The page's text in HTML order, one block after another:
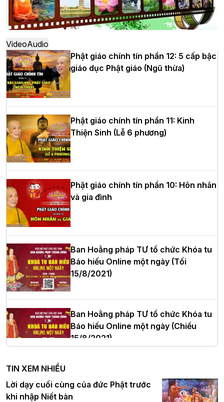
Hà Nội: Ngày tu học cuối cùng khép lại
khóa sinh hoạt Phật pháp mùa hè lần
thứ XIV tại chùa Bằng
Học yêu thương trong ngày tu tập thứ
tư của Khóa sinh hoạt Phật pháp mùa
hè tại chùa Bằng
HT.Thích Thọ Lạc được suy cử làm tân
Trưởng BTS GHPGVN tỉnh Nghệ An
Hòa thượng Thích Quảng Tùng tái đắc
cử Trưởng BTS GHPGVN thành phố Hải
Phòng nhiệm kỳ 2026 – 2031
Thượng tọa Thích Tâm Chính được suy
cử tân Trưởng ban Trị sự GHPGVN tỉnh
Hà Nội: Tăng Ni Trường hạ Bồ Đề trang
nghiêm tác pháp Tiền an cư PL.2570 –
DL.2026
VideoAudio
Phật giáo chính tín phần 12: 5 cấp bậc
giáo dục Phật giáo (Ngũ thừa)
Phật giáo chính tín phần 11: Kinh
Thiện Sinh (Lễ 6 phương)
Phật giáo chính tín phần 10: Hôn nhân
và gia đình
Ban Hoằng pháp TƯ tổ chức Khóa tu
Báo hiếu Online một ngày (Tối
15/8/2021)
Ban Hoằng pháp TƯ tổ chức Khóa tu
Báo hiếu Online một ngày (Chiều
15/8/2021)
Ban Hoằng pháp TƯ tổ chức Khóa tu
Báo hiếu Online một ngày (Sáng
TIN XEM NHIỀU
Lời dạy cuối cùng của đức Phật trước
khi nhập Niết bàn